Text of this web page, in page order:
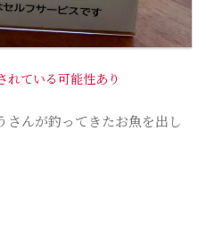
ている可能性あり
さんが釣ってきたお魚を出し